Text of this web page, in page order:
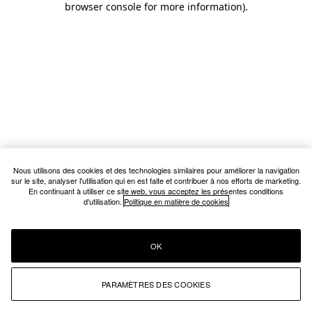
browser console for more information).
Nous utilisons des cookies et des technologies similaires pour améliorer la navigation
sur le site, analyser l'utilisation qui en est faite et contribuer à nos efforts de marketing.
En continuant à utiliser ce site web, vous acceptez les présentes conditions
d'utilisation. Politique en matière de cookies
PARAMÈTRES DES COOKIES
OK